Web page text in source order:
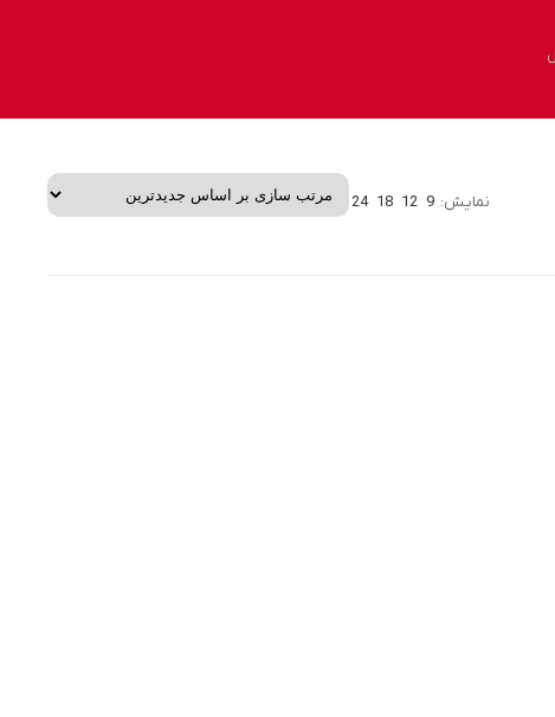
نمایش: 9
12
18
24